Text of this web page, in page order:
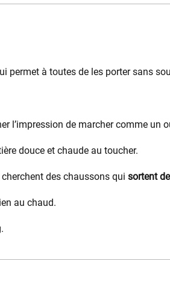
permet à toutes de les porter sans
l’impression de marcher comme un
douce et chaude au toucher.
des chaussons qui sortent
au chaud.